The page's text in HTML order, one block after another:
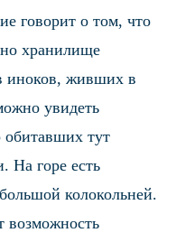
говорит о том, что
хранилище
иноков, живших в
увидеть
обитавших тут
На горе есть
колокольней.